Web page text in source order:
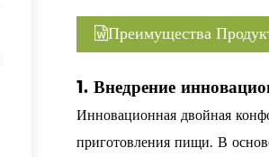
Преимущества
1. Внедрение
Инновационная двойная
приготовления пищи. В